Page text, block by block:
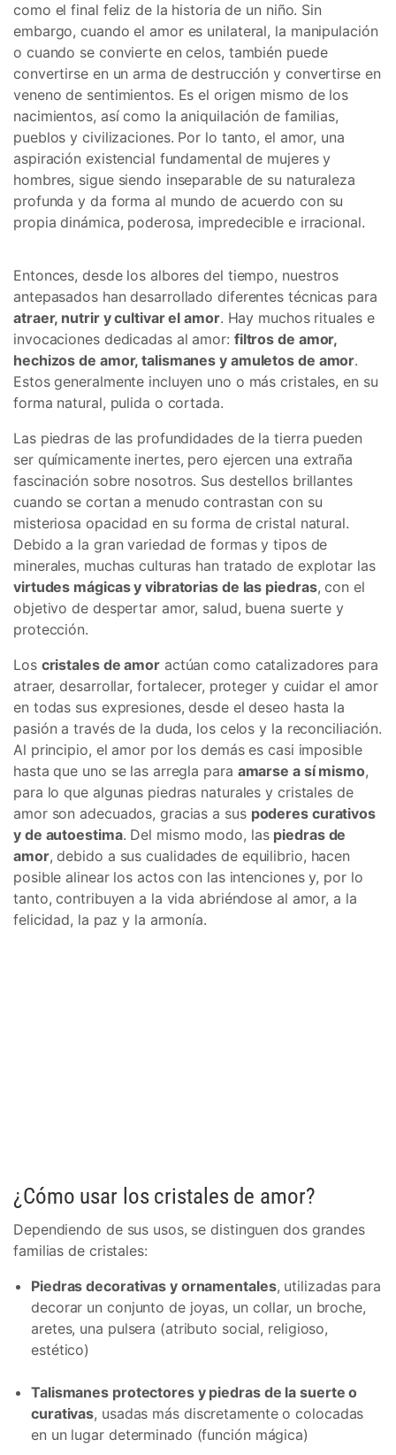
como el final feliz de la historia de un niño. Sin
embargo, cuando el amor es unilateral, la manipulación
o cuando se convierte en celos, también puede
convertirse en un arma de destrucción y convertirse en
veneno de sentimientos. Es el origen mismo de los
nacimientos, así como la aniquilación de familias,
pueblos y civilizaciones. Por lo tanto, el amor, una
aspiración existencial fundamental de mujeres y
hombres, sigue siendo inseparable de su naturaleza
profunda y da forma al mundo de acuerdo con su
propia dinámica, poderosa, impredecible e irracional.
Entonces, desde los albores del tiempo, nuestros
antepasados han desarrollado diferentes técnicas para
atraer, nutrir y cultivar el amor. Hay muchos rituales e
invocaciones dedicadas al amor: filtros de amor,
hechizos de amor, talismanes y amuletos de amor.
Estos generalmente incluyen uno o más cristales, en su
forma natural, pulida o cortada.
Las piedras de las profundidades de la tierra pueden
ser químicamente inertes, pero ejercen una extraña
fascinación sobre nosotros. Sus destellos brillantes
cuando se cortan a menudo contrastan con su
misteriosa opacidad en su forma de cristal natural.
Debido a la gran variedad de formas y tipos de
minerales, muchas culturas han tratado de explotar las
virtudes mágicas y vibratorias de las piedras, con el
objetivo de despertar amor, salud, buena suerte y
protección.
Los cristales de amoractúan como catalizadores para
atraer, desarrollar, fortalecer, proteger y cuidar el amor
en todas sus expresiones, desde el deseo hasta la
pasión a través de la duda, los celos y la reconciliación.
Al principio, el amor por los demás es casi imposible
hasta que uno se las arregla para amarse a sí mismo,
para lo que algunas piedras naturales y cristales de
amor son adecuados, gracias a sus poderes curativos
y de autoestima. Del mismo modo, las piedras de
amor, debido a sus cualidades de equilibrio, hacen
posible alinear los actos con las intenciones y, por lo
tanto, contribuyen a la vida abriéndose al amor, a la
felicidad, la paz y la armonía.
¿Cómo usar los cristales de amor?
Dependiendo de sus usos, se distinguen dos grandes
familias de cristales:
Piedras decorativas y ornamentales, utilizadas para
decorar un conjunto de joyas, un collar, un broche,
aretes, una pulsera (atributo social, religioso,
estético)
Talismanes protectores y piedras de la suerte o
curativas, usadas más discretamente o colocadas
en un lugar determinado (función mágica)